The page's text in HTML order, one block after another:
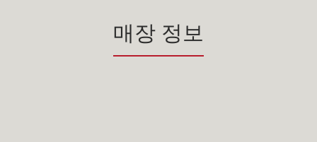
매장 정보